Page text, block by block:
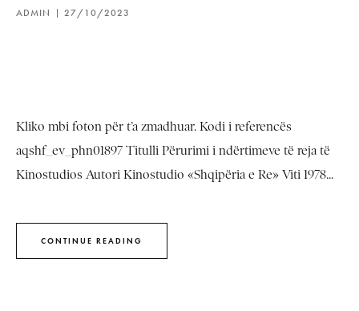
ADMIN 27/10/2023
Kliko mbi foton për t’a zmadhuar. Kodi i referencës
aqshf_ev_phn01897 Titulli Përurimi i ndërtimeve të reja të
Kinostudios Autori Kinostudio «Shqipëria e Re» Viti 1978...
CONTINUE READING